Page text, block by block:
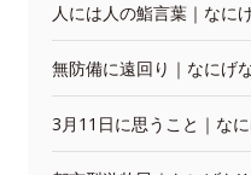
人には人の鮨言葉｜なに
無防備に遠回り｜なにげ
3月11日に思うこと｜な